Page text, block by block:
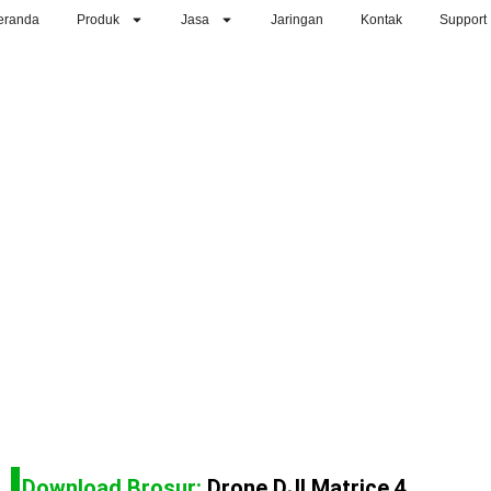
Produk Jasa Jaringan Kontak Support